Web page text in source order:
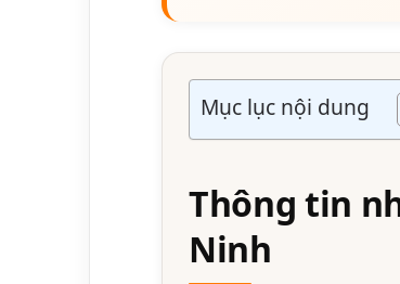
Mục lục nội dung
Thông tin
Ninh